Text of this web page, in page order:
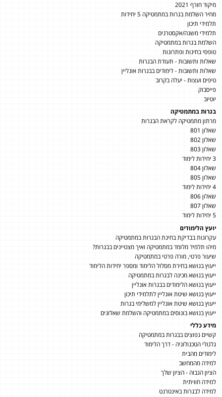
מיקוד חורף 2021
מחיר השלמת בגרות במתמטיקה 5 יחידות
תלמידי תיכון
תלמידי משנה/אקסטרנים
השלמת בגרות במתמטיקה
טופסי בחינות ופתרונות
שאלות ותשובות - תעודת הבגרות
שאלות ותשובות - לימודים בבגרות אונליין
טיפים ועצות - יעלה בקרוב
פייסבוק
יוטיוב
בגרות במתמטיקה
מרתון מתמטיקה לקראת הבגרות
שאלון 801
שאלון 802
שאלון 803
3 יחידות לימוד
שאלון 804
שאלון 805
4 יחידות לימוד
שאלון 806
שאלון 807
5 יחידות לימוד
יועץ הלימודים
עקרונות בבדיקת בחינת הבגרות במתמטיקה
מיהו תלמיד מלומד במתמטיקה ואיך מצטיינים בבגרות?
שיעור פרטי, מורה פרטי במתמטיקה
ייעוץ בנושא בחירת מסלול הלימוד ומספר יחידות הלימוד
ייעוץ בנושא מכינה לבגרות במתמטיקה
ייעוץ בנושא הלימודים בבגרות אונליין
ייעוץ בנושא שיטת אונליין לתלמידי תיכון
ייעוץ בנושא שיטת אונליין למשלימי בגרות
ייעוץ בנושא בונוסים במתמטיקה והשלמת שאלונים
מידע כללי
קשיים נפוצים בבגרות במתמטיקה
גלגולי הטכנולוגיה - דרך הלימוד
לימודים מהבית
למידה מהמחשב
הציון הגבוה - הציון שלך
למידה חוויתית
למידה לבגרות באינטרנט